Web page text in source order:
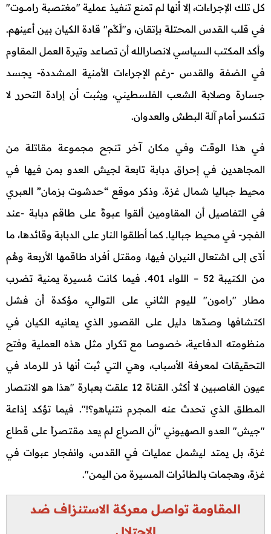
كل تلك الإجراءات، إلا أنها لم تمنع تنفيذ عملية "مغتصبة رامـــوت"
في قلب القدس المحتلة بإتقان، و"لَكْم" قادة الكيان بين أعينهم.
وأكد المكتب السياسي لانصارالله أن تصاعد وتيرة العمل المقاوم
في الضفة والقدس -رغم الإجراءات الأمنية المشددة- يجسد
جسارة وصلابة الشعب الفلسطيني، ويثبت أن إرادة التحرر لا
تنكسر أمام آلة البطش والعدوان.
في هذا الوقت وفي مكان آخر تنجح مجموعة مقاتلة من
المجاهدين في إحراق دبابة تابعة لجيش العدو بمن فيها في
محيط جباليا شمال غزة. وذكر موقع “حدشوت بزمان” العبري
في التفاصيل أن المقاومين ألقوا عبوةً على طاقم دبابة -عند
الفجر- في محيط جباليا. كما أطلقوا النار على الدبابة وقائدها، ما
أدّى إلى اشتعال النيران فيها، ومقتل أفراد طاقمها الأربعة وهُم
من الكتيبة 52 – اللواء 401. فيما كانت مُسيرة يمنية تضرب
مطار "رامون" لليوم الثاني على التوالي، مؤكدة أن فشل
اكتشافها وصدّها دليل على القصور الذي يعانيه الكيان في
منظومته الدفاعية، خصوصا مع تكرار مثل هذه العملية وفتح
التحقيقات لمعرفة الأسباب، وهي التي ثبت أنها ذر للرماد في
عيون الغاصبين لا أكثر. القناة 12 علقت بعبارة "هذا هو الانتصار
المطلق الذي تحدث عنه المجرم نتنياهو؟!". فيما تؤكد إذاعة
"جيش" العدو الصهيوني "أن الصراع لم يعد مقتصراً على قطاع
غزة، بل يمتد ليشمل عمليات في القدس، وانفجار عبوات في
غزة، وهجمات بالطائرات المسيرة من اليمن".
المقاومة تواصل معركة الاستنزاف ضد